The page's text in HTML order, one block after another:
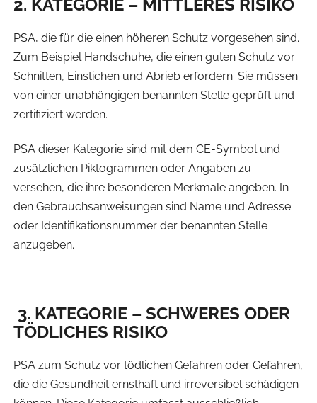
2. KATEGORIE – MITTLERES RISIKO
PSA, die für die einen höheren Schutz vorgesehen sind.
Zum Beispiel Handschuhe, die einen guten Schutz vor
Schnitten, Einstichen und Abrieb erfordern. Sie müssen
von einer unabhängigen benannten Stelle geprüft und
zertifiziert werden.
PSA dieser Kategorie sind mit dem CE-Symbol und
zusätzlichen Piktogrammen oder Angaben zu
versehen, die ihre besonderen Merkmale angeben. In
den Gebrauchsanweisungen sind Name und Adresse
oder Identifikationsnummer der benannten Stelle
anzugeben.
3. KATEGORIE – SCHWERES ODER
TÖDLICHES RISIKO
PSA zum Schutz vor tödlichen Gefahren oder Gefahren,
die die Gesundheit ernsthaft und irreversibel schädigen